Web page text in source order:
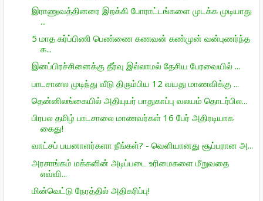
இராணுவத்தினரை இறக்கி போராட்டங்களை முடக்க முடியாது
...
5 மாத கர்ப்பிணி பெண்ணை கணவன் கண்முன் வன்புணர்ந்த
க...
இனப்பிரச்சினைக்கு தீர்வு இல்லாமல் தேசிய பேரவையில் ...
பாடசாலை முடிந்து வீடு திரும்பிய 12 வயது மாணவிக்கு ...
தென்னிலங்கையில் அதியுயர் பாதுகாப்பு வலயம் தொடர்பில...
பிரபல தமிழ் பாடசாலை மாணவர்கள் 16 பேர் அதிரடியாக
கைது!
வாட்சப் பயனாளர்களா நீங்கள்? - வெளியானது சூப்பரான அ...
அரசாங்கம் மக்களின் அடிப்படை உரிமைகளை மீறுவதை
எவ்வி...
மின்வெட்டு நேரத்தில் அதிகரிப்பு!